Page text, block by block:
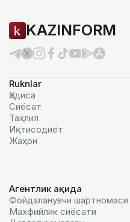
KAZINFORM
Ruknlar
Ҳодиса
Сиёсат
Таҳлил
Иқтисодиёт
Жаҳон
Агентлик ҳақида
Фойдаланувчи шартномаси
Махфийлик сиёсати